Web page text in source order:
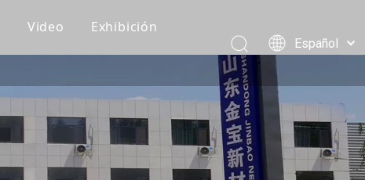
Video
Recomendaciones de clientes
Vídeos de producción
Vídeos de embalaje y carga
Vídeo del producto
Exhibición
Español
Português
简体中文
English